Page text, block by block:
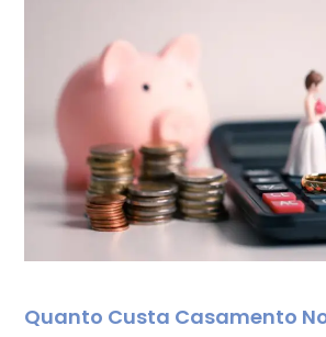
Quanto Custa Casamento